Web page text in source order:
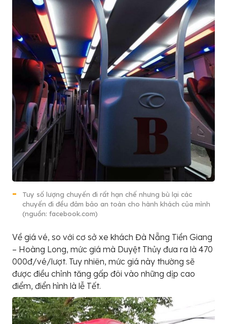
Tuy số lượng chuyến đi rất hạn chế nhưng bù lại các
chuyến đi đều đảm bảo an toàn cho hành khách của mình
(nguồn: facebook.com)
Về giá vé, so với cơ sở xe khách Đà Nẵng Tiền Giang
– Hoàng Long, mức giá mà Duyệt Thủy đưa ra là 470
000đ/vé/lượt. Tuy nhiên, mức giá này thường sẽ
được điều chỉnh tăng gấp đôi vào những dịp cao
điểm, điển hình là lễ Tết.